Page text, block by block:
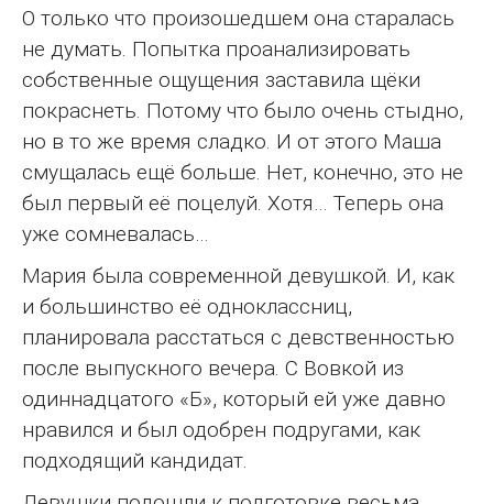
О только что произошедшем она старалась
не думать. Попытка проанализировать
собственные ощущения заставила щёки
покраснеть. Потому что было очень стыдно,
но в то же время сладко. И от этого Маша
смущалась ещё больше. Нет, конечно, это не
был первый её поцелуй. Хотя… Теперь она
уже сомневалась…
Мария была современной девушкой. И, как
и большинство её одноклассниц,
планировала расстаться с девственностью
после выпускного вечера. С Вовкой из
одиннадцатого «Б», который ей уже давно
нравился и был одобрен подругами, как
подходящий кандидат.